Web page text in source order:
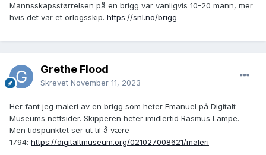
Mannsskapsstørrelsen på en brigg var vanligvis 10-20 mann, mer
hvis det var et orlogsskip. https://snl.no/brigg
Grethe Flood
Skrevet November 11, 2023
Her fant jeg maleri av en brigg som heter Emanuel på Digitalt
Museums nettsider. Skipperen heter imidlertid Rasmus Lampe.
Men tidspunktet ser ut til å være
1794: https://digitaltmuseum.org/021027008621/maleri